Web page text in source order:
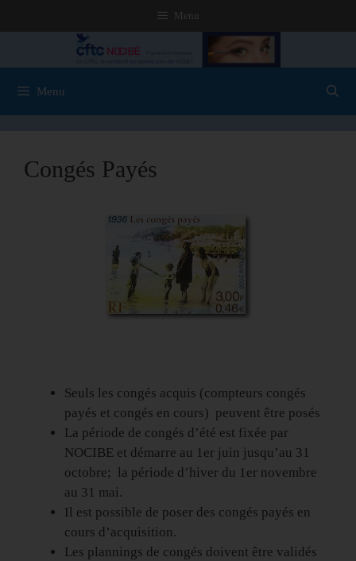
Menu
Menu
Congés Payés
Seuls les congés acquis (compteurs congés
payés et congés en cours) peuvent être posés
La période de congés d’été est fixée par
NOCIBE et démarre au 1er juin jusqu’au 31
octobre; la période d’hiver du 1er novembre
au 31 mai.
Il est possible de poser des congés payés en
cours d’acquisition.
Les plannings de congés doivent être validés